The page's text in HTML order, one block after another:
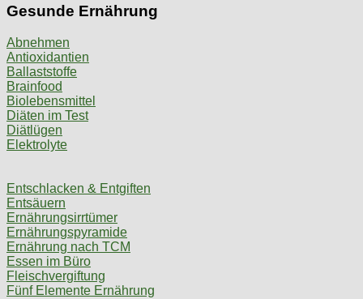
Gesunde Ernährung
Abnehmen
Antioxidantien
Ballaststoffe
Brainfood
Biolebensmittel
Diäten im Test
Diätlügen
Elektrolyte
Entschlacken & Entgiften
Entsäuern
Ernährungsirrtümer
Ernährungspyramide
Ernährung nach TCM
Essen im Büro
Fleischvergiftung
Fünf Elemente Ernährung